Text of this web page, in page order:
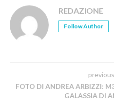
REDAZIONE
Follow Author
FOTO DI ANDREA ARBIZZI:
GALASSIA DI